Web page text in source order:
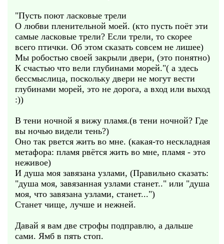
"Пусть поют ласковые трели
О любви пленительной моей. (кто пусть поёт эти
самые ласковые трели? Если трели, то скорее
всего птички. Об этом сказать совсем не лишее)
Мы робостью своей закрыли двери, (это понятно)
К счастью что вели глубинами морей."( а здесь
бессмыслица, поскольку двери не могут вести
глубинами морей, это не дорога, а вход или выход
:))
В тени ночной я вижу пламя.(в тени ночной? Где
вы ночью видели тень?)
Оно так рвется жить во мне. (какая-то нескладная
метафора: пламя рвётся жить во мне, пламя - это
неживое)
И душа моя завязана узлами, (Правильно сказать:
"душа моя, завязанная узлами станет.." или "душа
моя, что завязана узлами, станет...")
Станет чище, лучше и нежней.
Давай я вам две строфы подправлю, а дальше
сами. Ямб в пять стоп.